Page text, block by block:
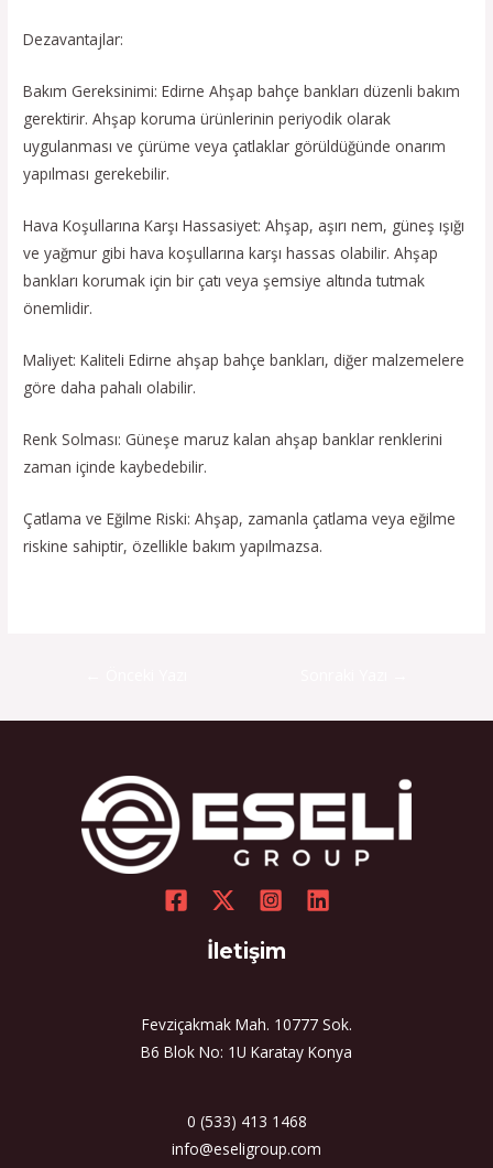
Dezavantajlar:
Bakım Gereksinimi: Edirne Ahşap bahçe bankları düzenli bakım
gerektirir. Ahşap koruma ürünlerinin periyodik olarak
uygulanması ve çürüme veya çatlaklar görüldüğünde onarım
yapılması gerekebilir.
Hava Koşullarına Karşı Hassasiyet: Ahşap, aşırı nem, güneş ışığı
ve yağmur gibi hava koşullarına karşı hassas olabilir. Ahşap
bankları korumak için bir çatı veya şemsiye altında tutmak
önemlidir.
Maliyet: Kaliteli Edirne ahşap bahçe bankları, diğer malzemelere
göre daha pahalı olabilir.
Renk Solması: Güneşe maruz kalan ahşap banklar renklerini
zaman içinde kaybedebilir.
Çatlama ve Eğilme Riski: Ahşap, zamanla çatlama veya eğilme
riskine sahiptir, özellikle bakım yapılmazsa.
İletişim
Fevziçakmak Mah. 10777 Sok.
B6 Blok No: 1U Karatay Konya
0 (533) 413 1468
info@eseligroup.com